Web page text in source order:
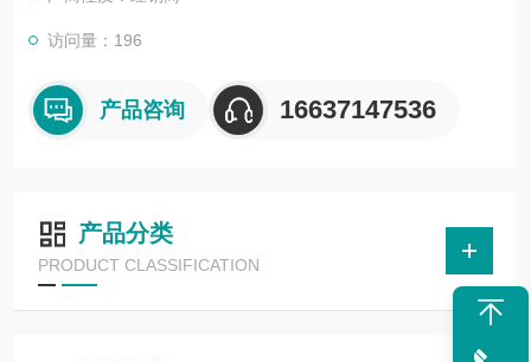
访问量：196
产品咨询 16637147536
产品分类
PRODUCT CLASSIFICATION